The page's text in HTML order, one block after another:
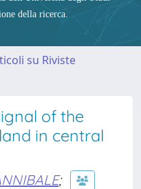
della ricerca.
su Riviste
of the
in central
;